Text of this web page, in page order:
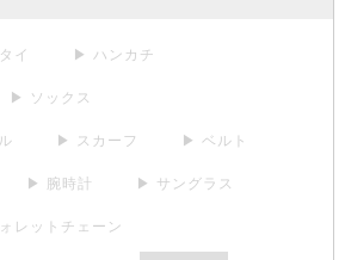
イ ▶ ハンカチ
▶ ソックス
▶ スカーフ ▶ ベルト
▶ 腕時計 ▶ サングラス
レットチェーン